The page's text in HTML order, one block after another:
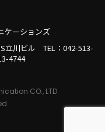
ケーションズ
立川ビル TEL： 042-513-
4744
CO., LTD.